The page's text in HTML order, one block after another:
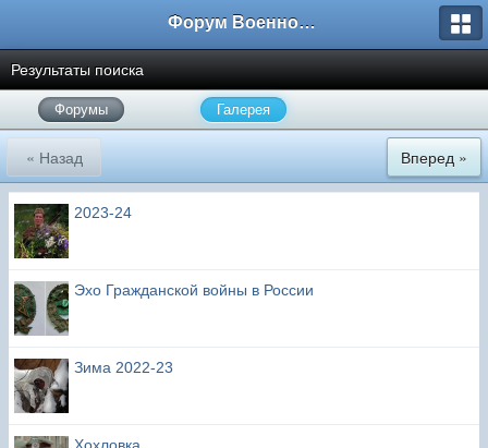
Форум Военно-Исторических Реконструкторов
Результаты поиска
Форумы Галерея
« Назад Вперед »
2023-24
Эхо Гражданской войны в России
Зима 2022-23